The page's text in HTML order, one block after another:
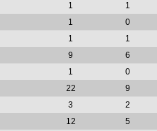
1
1
1
0
1
1
9
6
1
0
22
9
3
2
12
5